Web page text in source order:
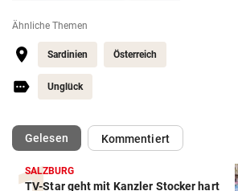
Ähnliche Themen
Sardinien Österreich
Unglück
Gelesen(ausgewählt)Kommentiert
SALZBURG
TV-Star geht mit Kanzler Stocker hart